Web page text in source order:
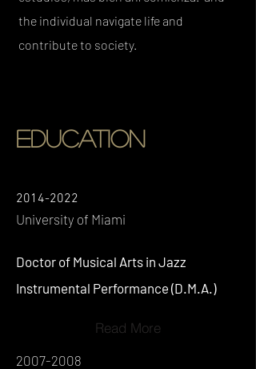
the individual navigate life and
contribute to society.
Education
2014-2022
University of Miami
Doctor of Musical Arts in Jazz
Instrumental Performance (D.M.A.)
Read More
2007-2008